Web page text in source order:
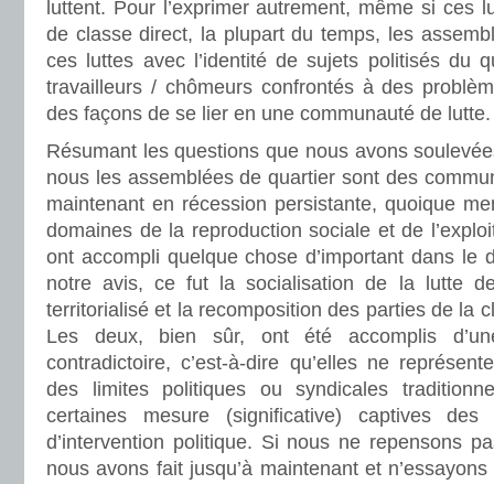
luttent. Pour l’exprimer autrement, même si ces
de classe direct, la plupart du temps, les
ces luttes avec l’identité de sujets politisés du
travailleurs / chômeurs confrontés à des
des façons de se lier en une communauté de lutte.
Résumant les questions que nous avons
nous les assemblées de quartier sont des
maintenant en récession persistante, quoique
domaines de la reproduction sociale et de
ont accompli quelque chose d’important dans le
notre avis, ce fut la socialisation de la lutte
territorialisé et la recomposition des parties de la
Les deux, bien sûr, ont été accomplis
contradictoire, c’est-à-dire qu’elles ne
des limites politiques ou syndicales
certaines mesure (significative) captives des
d’intervention politique. Si nous ne repensons
nous avons fait jusqu’à maintenant et